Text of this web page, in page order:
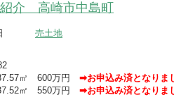
介 高崎市中島町
売土地
㎡ 600万円 ➡お申込み済となりま
550万円 ➡お申込み済となりま